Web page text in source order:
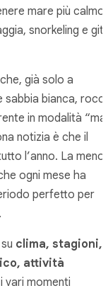
mare più calmo,
snorkeling e
già solo a
sabbia bianca,
in modalità “ma
notizia è che il
l’anno. La meno
ogni mese ha
perfetto per
.
clima, stagioni,
attività
vari momenti